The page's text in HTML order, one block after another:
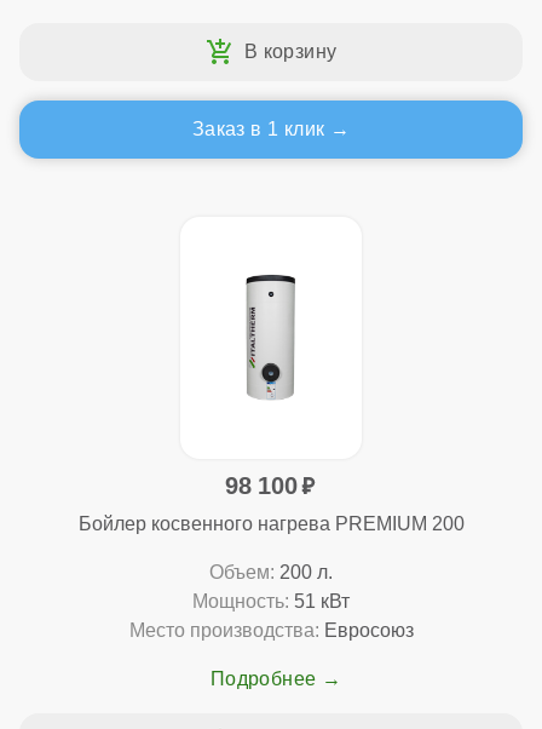
Заказ в 1 клик
98 100
Бойлер косвенного нагрева PREMIUM 200
Объем: 200 л.
Мощность: 51 кВт
Место производства: Евросоюз
Подробнее